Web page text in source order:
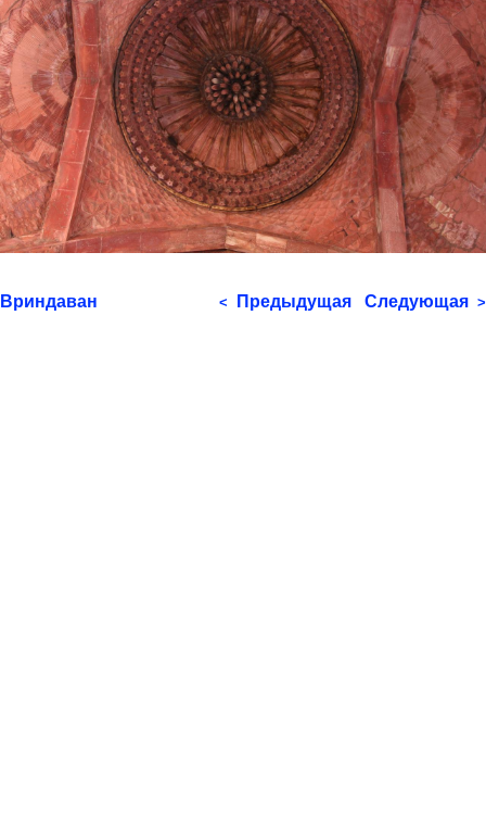
Вриндаван < Предыдущая Следующая >